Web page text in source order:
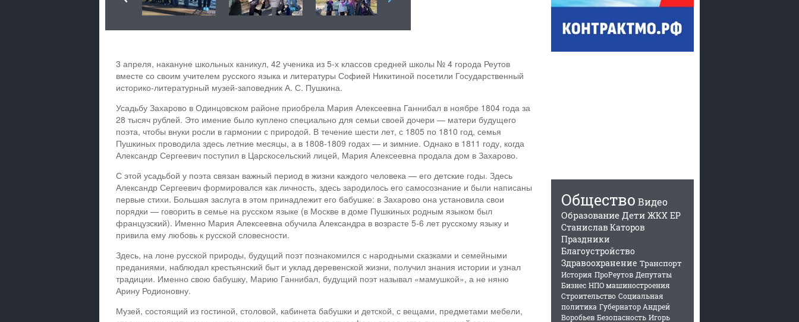
3 апреля, накануне школьных каникул, 42 ученика из 5-х классов средней школы № 4 города Реутов
вместе со своим учителем русского языка и литературы Софией Никитиной посетили Государственный
историко-литературный музей-заповедник А. С. Пушкина.
Усадьбу Захарово в Одинцовском районе приобрела Мария Алексеевна Ганнибал в ноябре 1804 года за
28 тысяч рублей. Это имение было куплено специально для семьи своей дочери — матери будущего
поэта, чтобы внуки росли в гармонии с природой. В течение шести лет, с 1805 по 1810 год, семья
Пушкиных проводила здесь летние месяцы, а в 1808-1809 годах — и зимние. Однако в 1811 году, когда
Александр Сергеевич поступил в Царскосельский лицей, Мария Алексеевна продала дом в Захарово.
С этой усадьбой у поэта связан важный период в жизни каждого человека — его детские годы. Здесь
Александр Сергеевич формировался как личность, здесь зародилось его самосознание и были написаны
первые стихи. Большая заслуга в этом принадлежит его бабушке: в Захарово она установила свои
порядки — говорить в семье на русском языке (в Москве в доме Пушкиных родным языком был
французский). Именно Мария Алексеевна обучила Александра в возрасте 5-6 лет русскому языку и
привила ему любовь к русской словесности.
Здесь, на лоне русской природы, будущий поэт познакомился с народными сказками и семейными
преданиями, наблюдал крестьянский быт и уклад деревенской жизни, получил знания истории и узнал
традиции. Именно свою бабушку, Марию Ганнибал, будущий поэт называл «мамушкой», а не няню
Арину Родионовну.
Музей, состоящий из гостиной, столовой, кабинета бабушки и детской, с вещами, предметами мебели,
Общество Видео
Образование Дети ЖКХ ЕР
Станислав Каторов
Праздники
Благоустройство
Здравоохранение Транспорт
История ПроРеутов Депутаты
Бизнес НПО машиностроения
Строительство Социальная
политика Губернатор Андрей
Воробьев Безопасность Игорь